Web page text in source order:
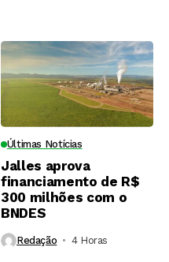
Últimas Notícias
Jalles aprova
financiamento de R$
300 milhões com o
BNDES
Redação 4 Horas ⁮